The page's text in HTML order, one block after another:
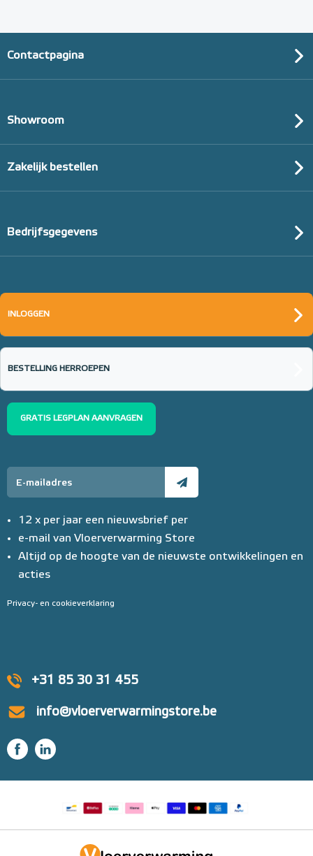
+31 85 30 31 455
info@vloerverwarmingstore.be
Contactpagina
Showroom
Zakelijk bestellen
Bedrijfsgegevens
INLOGGEN
BESTELLING HERROEPEN
GRATIS LEGPLAN AANVRAGEN
12 x per jaar een nieuwsbrief per
e-mail van Vloerverwarming Store
Altijd op de hoogte van de nieuwste ontwikkelingen en
acties
Privacy- en cookieverklaring